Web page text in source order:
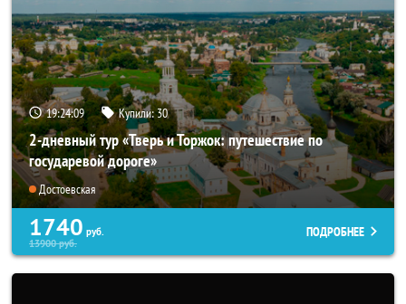
19:24:07 Купили:30
2-дневный тур «Тверь и Торжок: путешествие по
государевой дороге»
Достоевская
1740 руб.
13900руб.
ПОДРОБНЕЕ